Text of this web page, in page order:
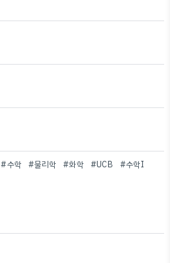
#수학 #물리학 #화학 #UCB
#수학I